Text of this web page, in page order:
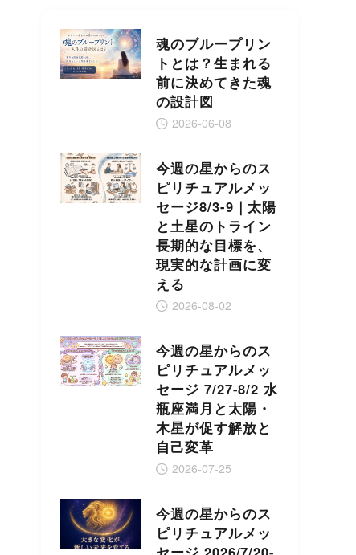
魂のブループリン
トとは？生まれる
前に決めてきた魂
の設計図
2026-06-08
今週の星からのス
ピリチュアルメッ
セージ8/3-9｜太陽
と土星のトライン
長期的な目標を、
現実的な計画に変
える
2026-08-02
今週の星からのス
ピリチュアルメッ
セージ 7/27-8/2 水
瓶座満月と太陽・
木星が促す解放と
自己変革
2026-07-25
今週の星からのス
ピリチュアルメッ